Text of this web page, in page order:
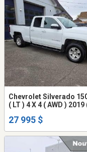
Chevrolet Silverado
( LT ) 4 X 4 ( AWD ) 2019
27 995 $